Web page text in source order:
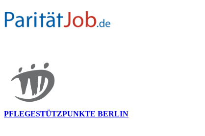
PFLEGESTÜTZPUNKTE BERLIN